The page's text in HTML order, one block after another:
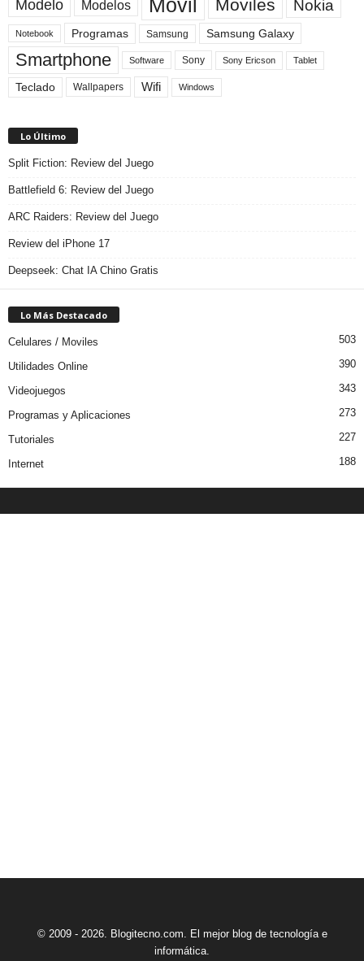
Modelo Modelos Movil Moviles Nokia
Notebook Programas Samsung Samsung Galaxy
Smartphone Software Sony Sony Ericson Tablet
Teclado Wallpapers Wifi Windows
Lo Último
Split Fiction: Review del Juego
Battlefield 6: Review del Juego
ARC Raiders: Review del Juego
Review del iPhone 17
Deepseek: Chat IA Chino Gratis
Lo Más Destacado
Celulares / Moviles 503
Utilidades Online 390
Videojuegos 343
Programas y Aplicaciones 273
Tutoriales 227
Internet 188
© 2009 - 2026. Blogitecno.com. El mejor blog de tecnología e
informática.